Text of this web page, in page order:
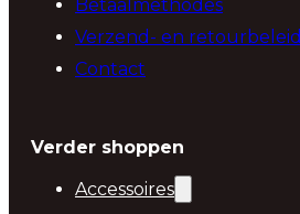
Betaalmethodes
Verzend- en retourbeleid
Contact
Verder shoppen
Accessoires